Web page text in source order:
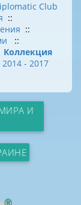
Club
::
::
::
Коллекция
- 2017
И